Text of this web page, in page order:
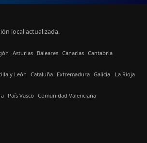
local actualizada.
Asturias Baleares Canarias Cantabria
y León Cataluña Extremadura Galicia La Rioja
País Vasco Comunidad Valenciana